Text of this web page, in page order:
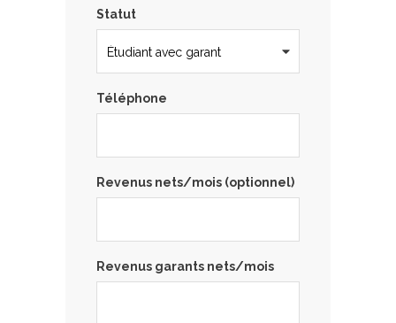
Statut
Téléphone
Revenus nets/mois (optionnel)
Revenus garants nets/mois